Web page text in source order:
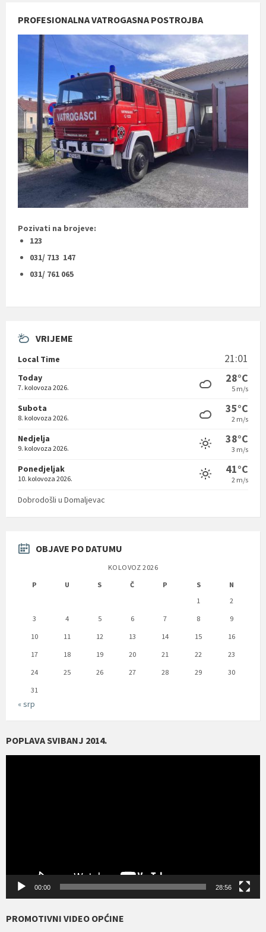
PROFESIONALNA VATROGASNA POSTROJBA
Pozivati na brojeve:
123
031/ 713 147
031/ 761 065
VRIJEME
Local Time 21:01
Today
7. kolovoza 2026.
28°C
5 m/s
Subota
8. kolovoza 2026.
35°C
2 m/s
Nedjelja
9. kolovoza 2026.
38°C
3 m/s
Ponedjeljak
10. kolovoza 2026.
41°C
2 m/s
Dobrodošli u Domaljevac
OBJAVE PO DATUMU
KOLOVOZ 2026
P
U S Č P S
N
1
2
3
4 5 6 7 8
9
10
11 12 13 14 15
16
17
18 19 20 21 22
23
24
25 26 27 28 29
30
31
« srp
POPLAVA SVIBANJ 2014.
00:00 28:56
PROMOTIVNI VIDEO OPĆINE